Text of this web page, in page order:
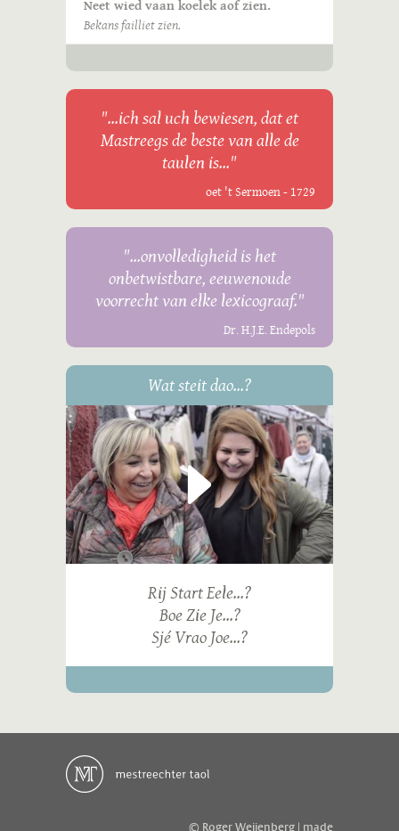
Neet wied vaan koelek aof zien.
Bekans failliet zien.
"...ich sal uch bewiesen, dat et
Mastreegs de beste van alle de
taulen is..."
oet 't Sermoen - 1729
"...onvolledigheid is het
onbetwistbare, eeuwenoude
voorrecht van elke lexicograaf."
Dr. H.J.E. Endepols
Wat steit dao...?
Rij Start Eele...?
Boe Zie Je...?
Sjé Vrao Joe...?
© Roger Weijenberg | made